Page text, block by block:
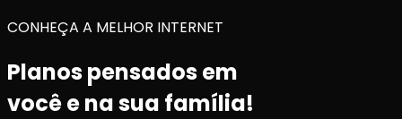
CONHEÇA A MELHOR INTERNET
Planos pensados em
você e na sua família!